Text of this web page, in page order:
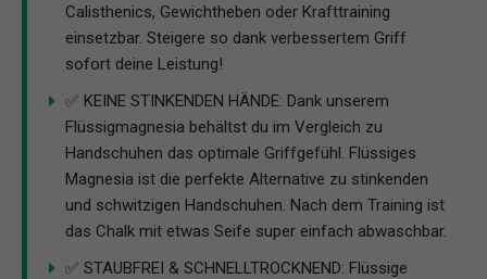
Calisthenics, Gewichtheben oder Krafttraining
einsetzbar. Steigere so dank verbessertem Griff
sofort deine Leistung!
✅ KEINE STINKENDEN HÄNDE: Dank unserem
Flüssigmagnesia behältst du im Vergleich zu
Handschuhen das optimale Griffgefühl. Flüssiges
Magnesia ist die perfekte Alternative zu stinkenden
und schwitzigen Handschuhen. Nach dem Training ist
das Chalk mit etwas Seife super einfach abwaschbar.
✅ STAUBFREI & SCHNELLTROCKNEND: Flüssige